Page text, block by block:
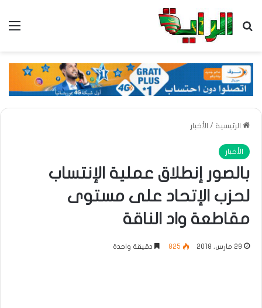
بحث عن
الرئيسية / الأخبار
الأخبار
بالصور إنطلاق عملية الإنتساب
لحزب الإتحاد على مستوى
مقاطعة واد الناقة
29 مارس، 2018 825 دقيقة واحدة